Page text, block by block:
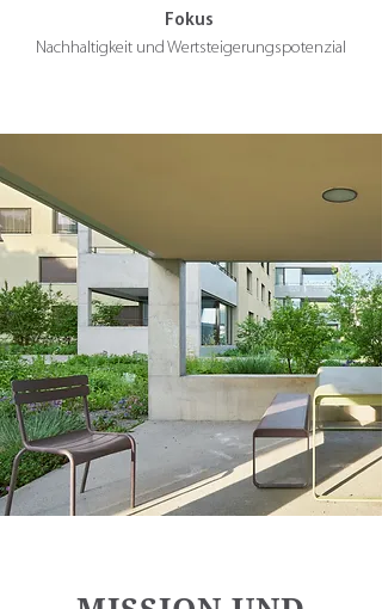
Fokus
Nachhaltigkeit und Wertsteigerungspotenzial